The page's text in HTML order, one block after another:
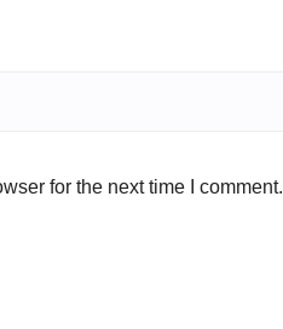
for the next time I comment.